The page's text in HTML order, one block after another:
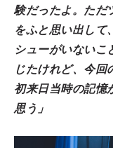
験だったよ。ただ
をふと思い出して
シューがいないこ
じたけれど、今
初来日当時の記憶
思う」